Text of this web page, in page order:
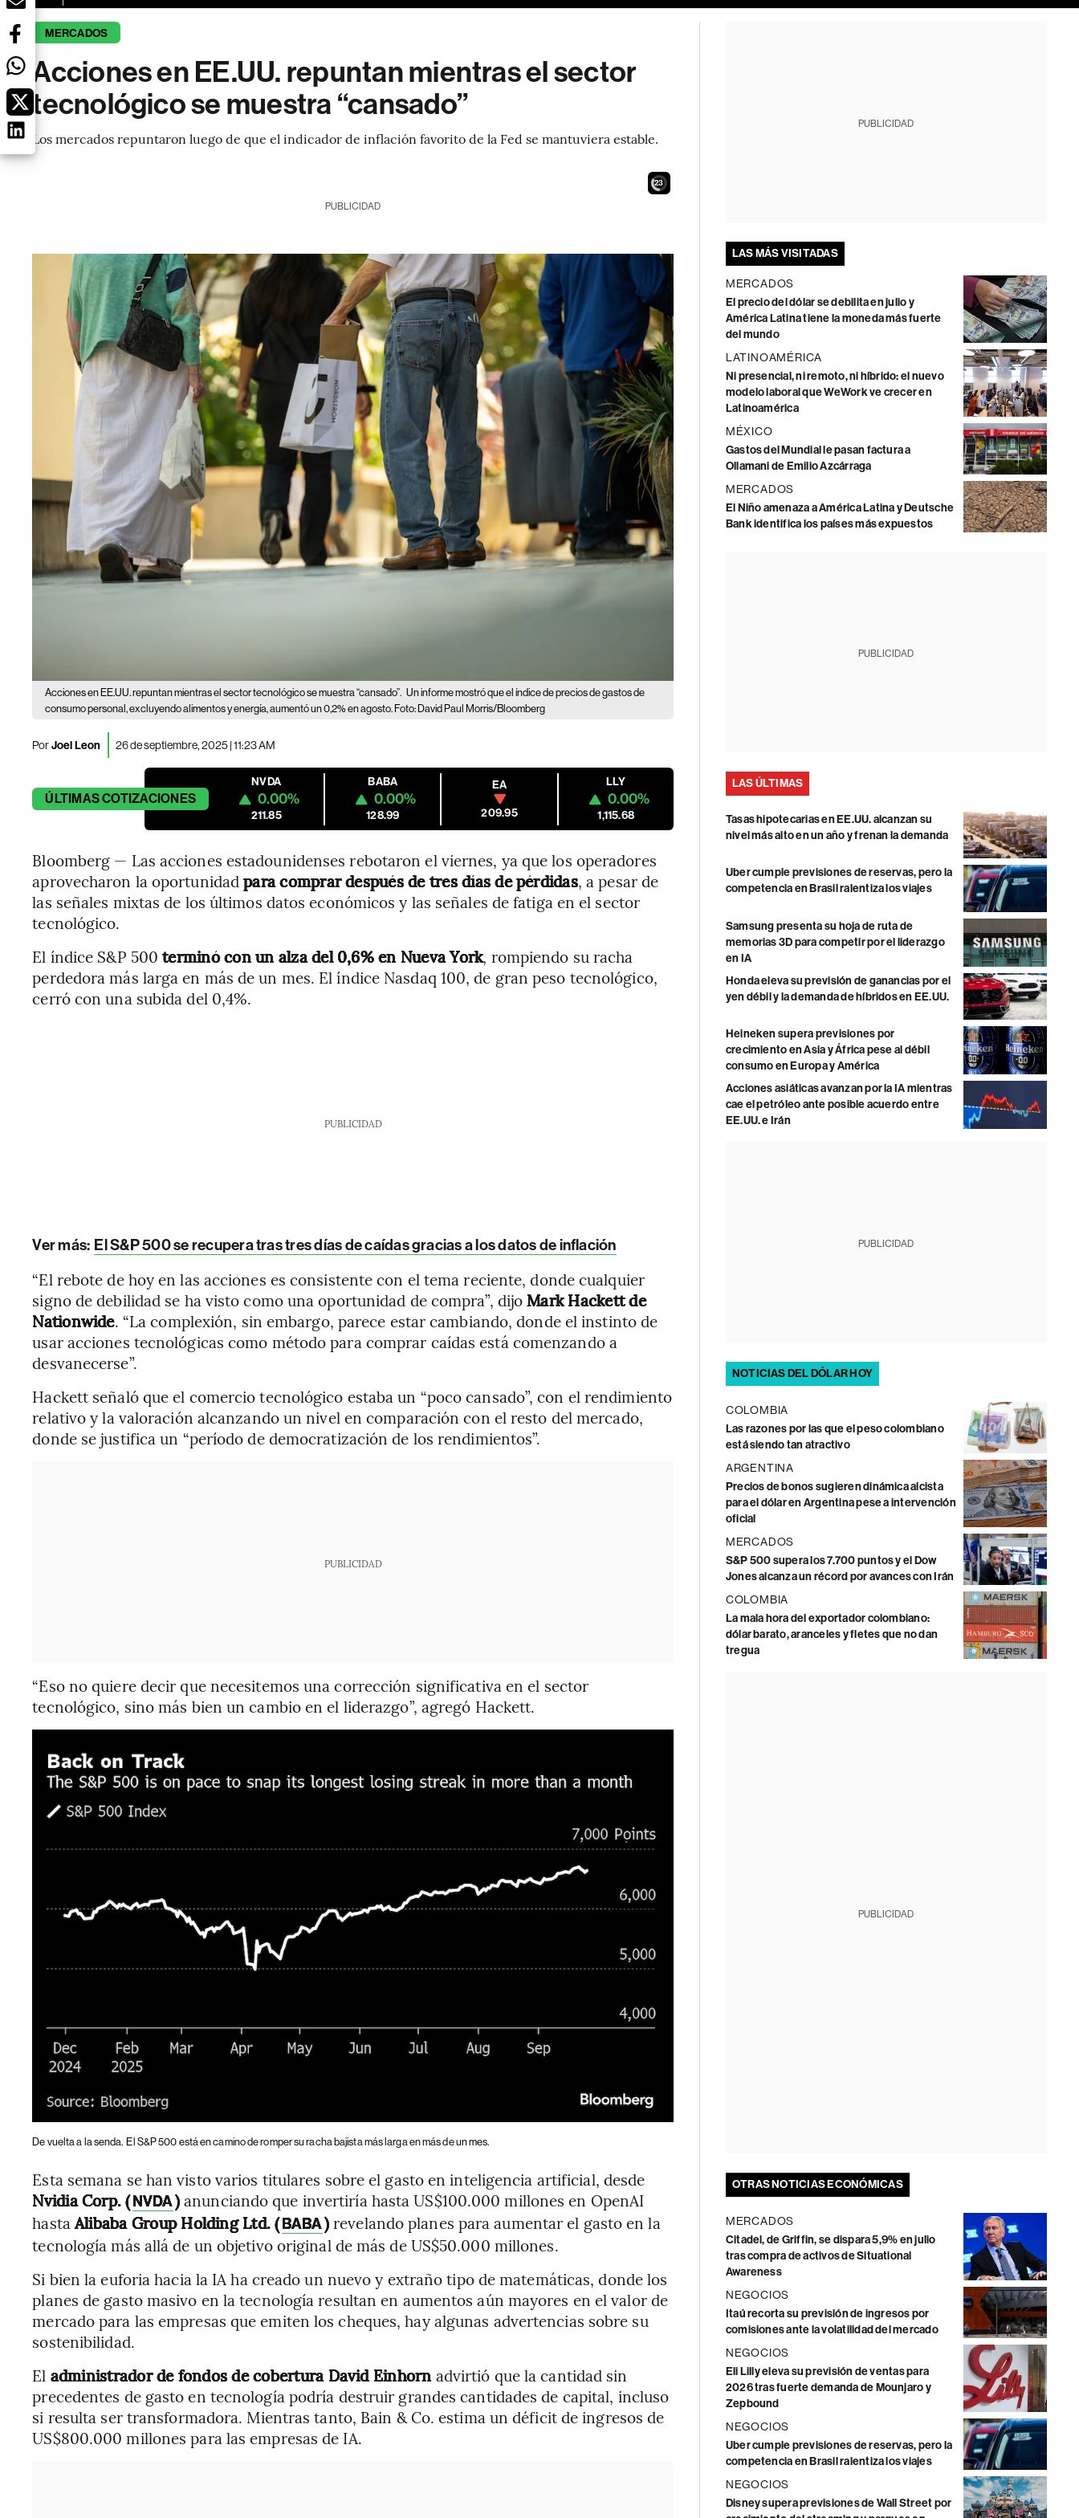
MERCADOS
Acciones en EE.UU. repuntan mientras el sector
tecnológico se muestra “cansado”
Los mercados repuntaron luego de que el indicador de inflación favorito de la Fed se mantuviera estable.
21
PUBLICIDAD
Acciones en EE.UU. repuntan mientras el sector tecnológico se muestra “cansado”. Un informe mostró que el índice de precios de gastos de
consumo personal, excluyendo alimentos y energía, aumentó un 0,2% en agosto. Foto: David Paul Morris/Bloomberg
PorJoel Leon 26 de septiembre, 2025 | 11:23 AM
ÚLTIMASCOTIZACIONES
NVDA
0.00%
211.85
BABA
0.00%
128.99
EA
209.95
LLY
0.00%
1,115.68
Bloomberg — Las acciones estadounidenses rebotaron el viernes, ya que los operadores
aprovecharon la oportunidadpara comprar después de tres días de pérdidas, a pesar de
las señales mixtas de los últimos datos económicos y las señales de fatiga en el sector
tecnológico.
El índice S&P 500 terminó con un alza del 0,6% en Nueva York, rompiendo su racha
perdedora más larga en más de un mes. El índice Nasdaq 100, de gran peso tecnológico,
cerró con una subida del 0,4%.
PUBLICIDAD
Ver más: El S&P 500 se recupera tras tres días de caídas gracias a los datos de inflación
“El rebote de hoy en las acciones es consistente con el tema reciente, donde cualquier
signo de debilidad se ha visto como una oportunidad de compra”, dijoMark Hackett de
Nationwide. “La complexión, sin embargo, parece estar cambiando, donde el instinto de
usar acciones tecnológicas como método para comprar caídas está comenzando a
desvanecerse”.
Hackett señaló que el comercio tecnológico estaba un “poco cansado”, con el rendimiento
relativo y la valoración alcanzando un nivel en comparación con el resto del mercado,
donde se justifica un “período de democratización de los rendimientos”.
PUBLICIDAD
“Eso no quiere decir que necesitemos una corrección significativa en el sector
tecnológico, sino más bien un cambio en el liderazgo”, agregó Hackett.
De vuelta a la senda. El S&P 500 está en camino de romper su racha bajista más larga en más de un mes.
Esta semana se han visto varios titulares sobre el gasto en inteligencia artificial, desde
Nvidia Corp. (NVDA)anunciando que invertiría hasta US$100.000 millones en OpenAI
hastaAlibaba Group Holding Ltd. (BABA)revelando planes para aumentar el gasto en la
tecnología más allá de un objetivo original de más de US$50.000 millones.
Si bien la euforia hacia la IA ha creado un nuevo y extraño tipo de matemáticas, donde los
planes de gasto masivo en la tecnología resultan en aumentos aún mayores en el valor de
mercado para las empresas que emiten los cheques, hay algunas advertencias sobre su
sostenibilidad.
El administrador de fondos de cobertura David Einhorn advirtió que la cantidad sin
precedentes de gasto en tecnología podría destruir grandes cantidades de capital, incluso
si resulta ser transformadora. Mientras tanto, Bain & Co. estima un déficit de ingresos de
US$800.000 millones para las empresas de IA.
PUBLICIDAD
LAS MÁS VISITADAS
MERCADOS
El precio del dólar se debilita en julio y
América Latina tiene la moneda más fuerte
del mundo
LATINOAMÉRICA
Ni presencial, ni remoto, ni híbrido: el nuevo
modelo laboral que WeWork ve crecer en
Latinoamérica
MÉXICO
Gastos del Mundial le pasan factura a
Ollamani de Emilio Azcárraga
MERCADOS
El Niño amenaza a América Latina y Deutsche
Bank identifica los países más expuestos
PUBLICIDAD
LAS ÚLTIMAS
Tasas hipotecarias en EE.UU. alcanzan su
nivel más alto en un año y frenan la demanda
Uber cumple previsiones de reservas, pero la
competencia en Brasil ralentiza los viajes
Samsung presenta su hoja de ruta de
memorias 3D para competir por el liderazgo
en IA
Honda eleva su previsión de ganancias por el
yen débil y la demanda de híbridos en EE.UU.
Heineken supera previsiones por
crecimiento en Asia y África pese al débil
consumo en Europa y América
Acciones asiáticas avanzan por la IA mientras
cae el petróleo ante posible acuerdo entre
EE.UU. e Irán
PUBLICIDAD
NOTICIAS DEL DÓLAR HOY
COLOMBIA
Las razones por las que el peso colombiano
está siendo tan atractivo
ARGENTINA
Precios de bonos sugieren dinámica alcista
para el dólar en Argentina pese a intervención
oficial
MERCADOS
S&P 500 supera los 7.700 puntos y el Dow
Jones alcanza un récord por avances con Irán
COLOMBIA
La mala hora del exportador colombiano:
dólar barato, aranceles y fletes que no dan
tregua
PUBLICIDAD
OTRAS NOTICIAS ECONÓMICAS
MERCADOS
Citadel, de Griffin, se dispara 5,9% en julio
tras compra de activos de Situational
Awareness
NEGOCIOS
Itaú recorta su previsión de ingresos por
comisiones ante la volatilidad del mercado
NEGOCIOS
Eli Lilly eleva su previsión de ventas para
2026 tras fuerte demanda de Mounjaro y
Zepbound
NEGOCIOS
Uber cumple previsiones de reservas, pero la
competencia en Brasil ralentiza los viajes
NEGOCIOS
Disney supera previsiones de Wall Street por